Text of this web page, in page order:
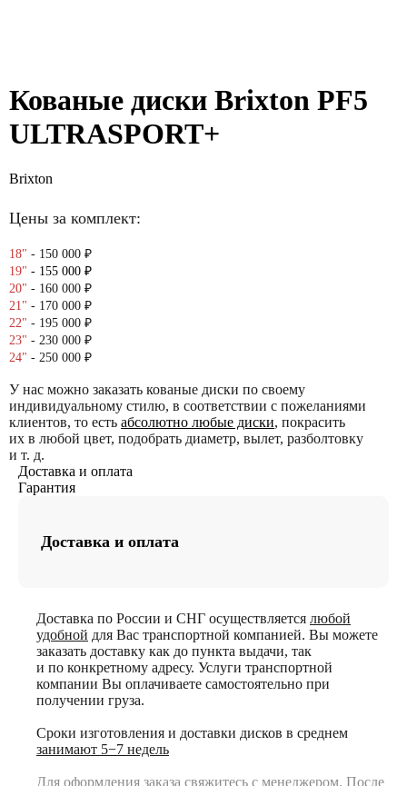
Кованые диски Brixton PF5
ULTRASPORT+
Brixton
Цены за комплект:
18" - 150 000 ₽
19" - 155 000 ₽
20" - 160 000 ₽
21" - 170 000 ₽
22" - 195 000 ₽
23" - 230 000 ₽
24" - 250 000 ₽
У нас можно заказать кованые диски по своему
индивидуальному стилю, в соответствии с пожеланиями
клиентов, то есть абсолютно любые диски, покрасить
их в любой цвет, подобрать диаметр, вылет, разболтовку
и т. д.
Доставка и оплата
Гарантия
Доставка и оплата
Доставка по России и СНГ осуществляется любой
удобной для Вас транспортной компанией. Вы можете
заказать доставку как до пункта выдачи, так
и по конкретному адресу. Услуги транспортной
компании Вы оплачиваете самостоятельно при
получении груза.
Сроки изготовления и доставки дисков в среднем
занимают 5−7 недель
Для оформления заказа свяжитесь с менеджером. После